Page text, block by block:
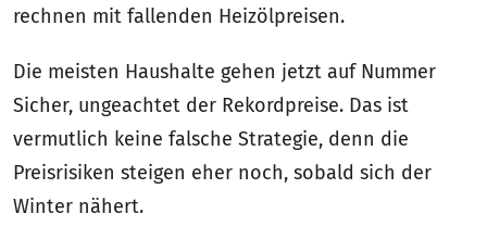
rechnen mit fallenden Heizölpreisen.
Die meisten Haushalte gehen jetzt auf Nummer
Sicher, ungeachtet der Rekordpreise. Das ist
vermutlich keine falsche Strategie, denn die
Preisrisiken steigen eher noch, sobald sich der
Winter nähert.